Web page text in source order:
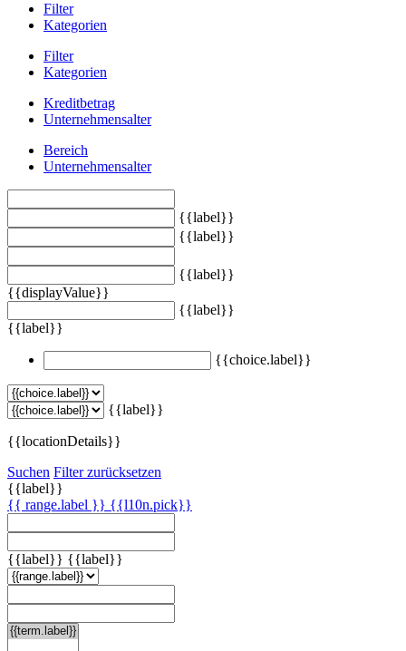
Filter
Kategorien
Filter
Kategorien
Kreditbetrag
Unternehmensalter
Bereich
Unternehmensalter
{{label}}
{{label}}
{{label}}
{{displayValue}}
{{label}}
{{label}}
{{choice.label}}
{{label}}
{{locationDetails}}
Suchen Filter zurücksetzen
{{label}}
{{ range.label }} {{l10n.pick}}
{{label}} {{label}}